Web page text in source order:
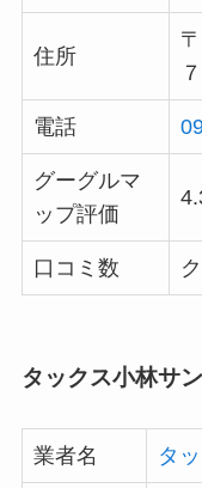
住所
電話
グーグルマ
ップ評価
口コミ数
タックス小林サ
業者名 タ